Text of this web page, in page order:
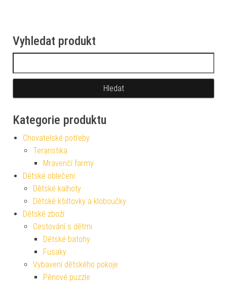
Vyhledat produkt
Kategorie produktu
Chovatelské potřeby
Teraristika
Mravenčí farmy
Dětské oblečení
Dětské kalhoty
Dětské kšiltovky a kloboučky
Dětské zboží
Cestování s dětmi
Dětské batohy
Fusaky
Vybavení dětského pokoje
Pěnové puzzle